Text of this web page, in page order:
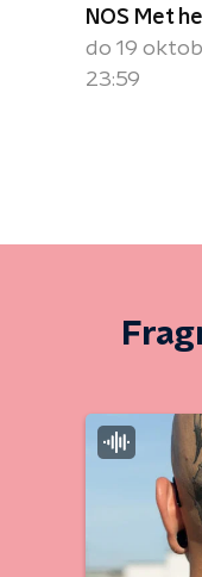
NOS Met
do 19
23:59